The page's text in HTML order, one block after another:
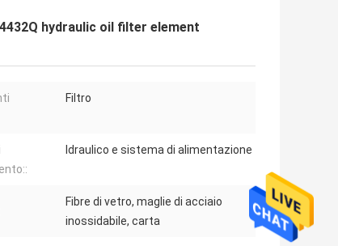
hydraulic oil filter element
Filtro
Idraulico e sistema di alimentazione
Fibre di vetro, maglie di acciaio
inossidabile, carta